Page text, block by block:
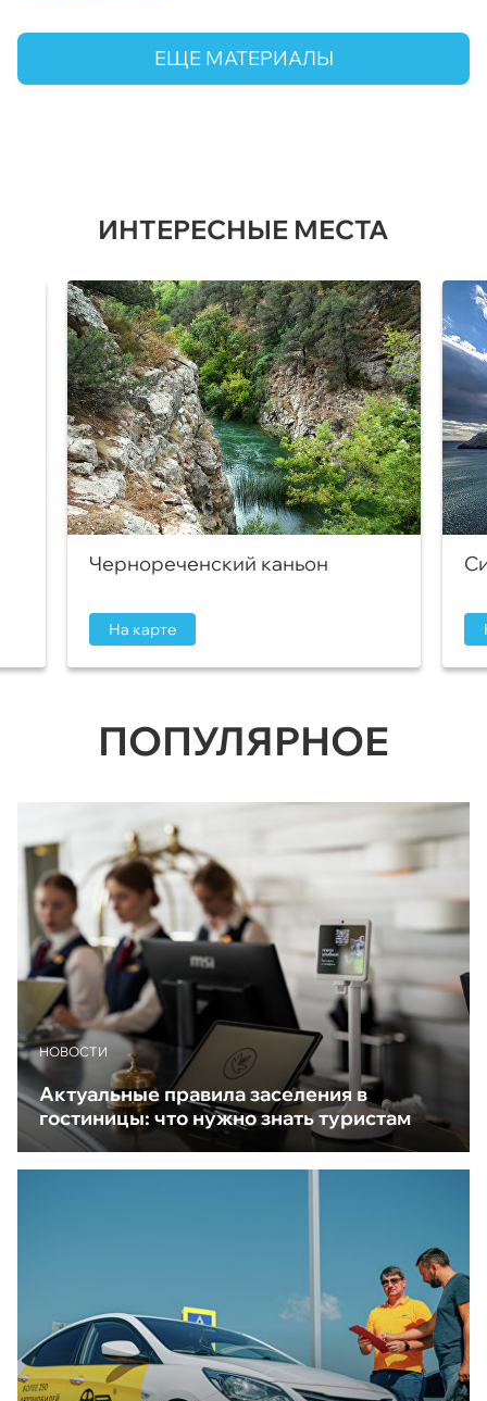
ЕЩЕ МАТЕРИАЛЫ
ИНТЕРЕСНЫЕ МЕСТА
Чернореченский каньон
На карте
ПОПУЛЯРНОЕ
НОВОСТИ
Актуальные правила заселения в
гостиницы: что нужно знать туристам